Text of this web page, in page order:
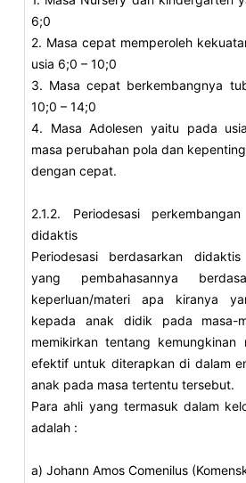
6;0
2. Masa cepat memperoleh
usia 6;0 – 10;0
3. Masa cepat berkembangnya
10;0 – 14;0
4. Masa Adolesen yaitu pada
masa perubahan pola dan
dengan cepat.
2.1.2. Periodesasi
didaktis
Periodesasi berdasarkan
yang pembahasannya
keperluan/materi apa kiranya
kepada anak didik pada masa-
memikirkan tentang
efektif untuk diterapkan di dalam
anak pada masa tertentu tersebut.
Para ahli yang termasuk dalam
adalah :
a) Johann Amos Comenilus